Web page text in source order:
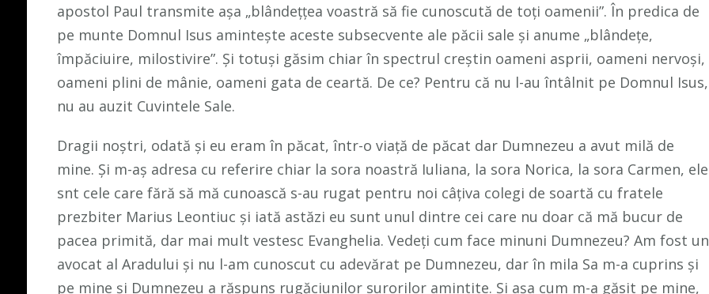
apostol Paul transmite așa „blândețțea voastră să fie cunoscută de toți oamenii”. În predica de
pe munte Domnul Isus amintește aceste subsecvente ale păcii sale și anume „blândețe,
împăciuire, milostivire”. Și totuși găsim chiar în spectrul creștin oameni asprii, oameni nervoși,
oameni plini de mânie, oameni gata de ceartă. De ce? Pentru că nu l-au întâlnit pe Domnul Isus,
nu au auzit Cuvintele Sale.
Dragii noștri, odată și eu eram în păcat, într-o viață de păcat dar Dumnezeu a avut milă de
mine. Și m-aș adresa cu referire chiar la sora noastră Iuliana, la sora Norica, la sora Carmen, ele
snt cele care fără să mă cunoască s-au rugat pentru noi câțiva colegi de soartă cu fratele
prezbiter Marius Leontiuc și iată astăzi eu sunt unul dintre cei care nu doar că mă bucur de
pacea primită, dar mai mult vestesc Evanghelia. Vedeți cum face minuni Dumnezeu? Am fost un
avocat al Aradului și nu l-am cunoscut cu adevărat pe Dumnezeu, dar în mila Sa m-a cuprins și
pe mine și Dumnezeu a răspuns rugăciunilor surorilor amintite. Și așa cum m-a găsit pe mine,